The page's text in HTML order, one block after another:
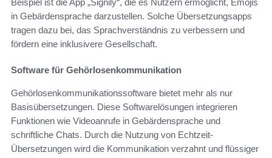
in Gebärdensprache darzustellen. Solche Übersetzungsapps
tragen dazu bei, das Sprachverständnis zu verbessern und
fördern eine inklusivere Gesellschaft.
Software für Gehörlosenkommunikation
Gehörlosenkommunikationssoftware bietet mehr als nur
Basisübersetzungen. Diese Softwarelösungen integrieren
Funktionen wie Videoanrufe in Gebärdensprache und
schriftliche Chats. Durch die Nutzung von Echtzeit-
Übersetzungen wird die Kommunikation verzahnt und flüssiger